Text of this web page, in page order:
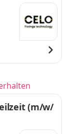
(m/w/